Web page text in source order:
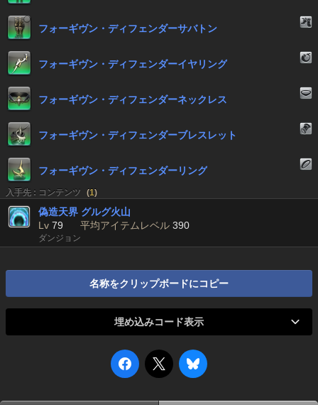
フォーギヴン・ディフェンダーサバトン
フォーギヴン・ディフェンダーイヤリング
フォーギヴン・ディフェンダーネックレス
フォーギヴン・ディフェンダーブレスレット
フォーギヴン・ディフェンダーリング
入手先 : コンテンツ (1)
偽造天界 グルグ火山
Lv 79 平均アイテムレベル 390
ダンジョン
名称をクリップボードにコピー
埋め込みコード表示